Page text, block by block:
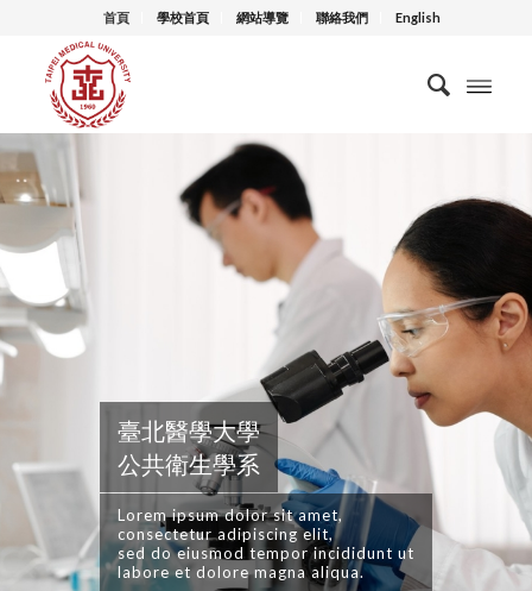
首頁 學校首頁 網站導覽 聯絡我們 English
臺北醫學大學
公共衛生學系
Lorem ipsum dolor sit amet,
consectetur adipiscing elit,
sed do eiusmod tempor incididunt ut
labore et dolore magna aliqua.